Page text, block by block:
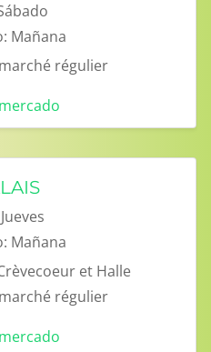
Mañana
marché régulier
Jueves
Mañana
et Halle
marché régulier